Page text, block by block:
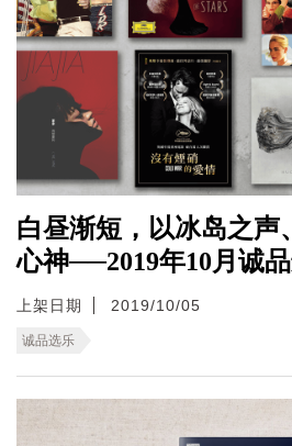
白昼渐短，以冰岛之声
心神──2019年10月诚
上架日期 2019/10/05
诚品选乐